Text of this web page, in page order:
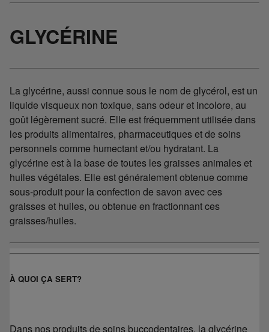
GLYCÉRINE
La glycérine, aussi connue sous le nom de glycérol, est un
liquide visqueux non toxique, sans odeur et incolore, au
goût légèrement sucré. Elle est fréquemment utilisée dans
les produits alimentaires, pharmaceutiques et de soins
personnels comme humectant et/ou hydratant. La
glycérine est à la base de toutes les graisses animales et
huiles végétales. Elle est généralement obtenue comme
sous-produit pour la confection de savon avec ces
graisses et huiles, ou obtenue en fractionnant ces
graisses/huiles.
À QUOI ÇA SERT?
Dans nos produits de soins buccodentaires, la glycérine